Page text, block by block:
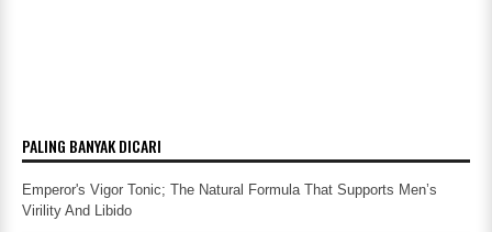
PALING BANYAK DICARI
Emperor's Vigor Tonic; The Natural Formula That Supports Men’s
Virility And Libido